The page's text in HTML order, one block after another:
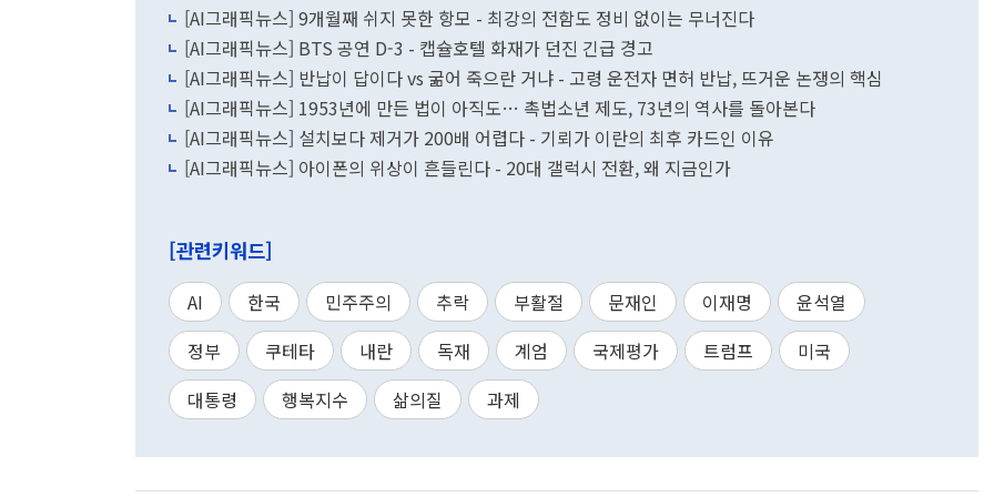
[AI그래픽뉴스] 9개월째 쉬지 못한 항모 - 최강의 전함도 정비 없이는 무너진다
[AI그래픽뉴스] BTS 공연 D-3 - 캡슐호텔 화재가 던진 긴급 경고
[AI그래픽뉴스] 반납이 답이다 vs 굶어 죽으란 거냐 - 고령 운전자 면허 반납, 뜨거운 논쟁의 핵심
[AI그래픽뉴스] 1953년에 만든 법이 아직도… 촉법소년 제도, 73년의 역사를 돌아본다
[AI그래픽뉴스] 설치보다 제거가 200배 어렵다 - 기뢰가 이란의 최후 카드인 이유
[AI그래픽뉴스] 아이폰의 위상이 흔들린다 - 20대 갤럭시 전환, 왜 지금인가
[관련키워드]
AI 한국 민주주의 추락 부활절 문재인 이재명
윤석열
정부
쿠테타 내란 독재 계엄 국제평가 트럼프
미국
대통령
행복지수 삶의질 과제